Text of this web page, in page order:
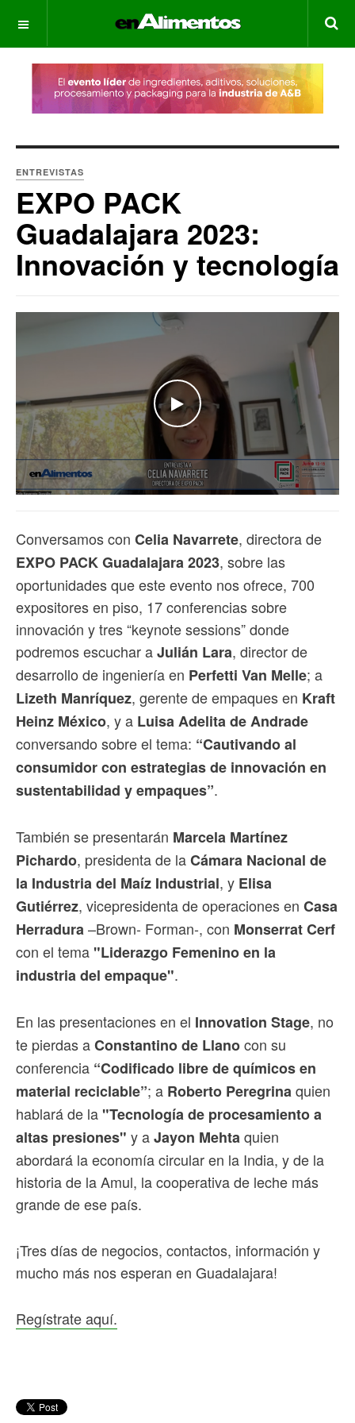
OFF CANVAS
ENTREVISTAS
EXPO PACK
Guadalajara 2023:
Innovación y tecnología
WATCH THE VIDEO
Conversamos con Celia Navarrete, directora de
EXPO PACK Guadalajara 2023, sobre las
oportunidades que este evento nos ofrece, 700
expositores en piso, 17 conferencias sobre
innovación y tres “keynote sessions” donde
podremos escuchar aJulián Lara, director de
desarrollo de ingeniería en Perfetti Van Melle; a
Lizeth Manríquez, gerente de empaques en Kraft
Heinz México, y a Luisa Adelita de Andrade
conversando sobre el tema: “Cautivando al
consumidor con estrategias de innovación en
sustentabilidad y empaques”.
También se presentarán Marcela Martínez
Pichardo, presidenta de laCámara Nacional de
la Industria del Maíz Industrial, y Elisa
Gutiérrez, vicepresidenta de operaciones en Casa
Herradura–Brown- Forman-, con Monserrat Cerf
con el tema "Liderazgo Femenino en la
industria del empaque".
En las presentaciones en el Innovation Stage, no
te pierdas aConstantino de Llanocon su
conferencia “Codificado libre de químicos en
material reciclable”; a Roberto Peregrinaquien
hablará de la "Tecnología de procesamiento a
altas presiones" y aJayon Mehtaquien
abordará la economía circular en la India, y de la
historia de la Amul, la cooperativa de leche más
grande de ese país.
¡Tres días de negocios, contactos, información y
mucho más nos esperan en Guadalajara!
Regístrate aquí.